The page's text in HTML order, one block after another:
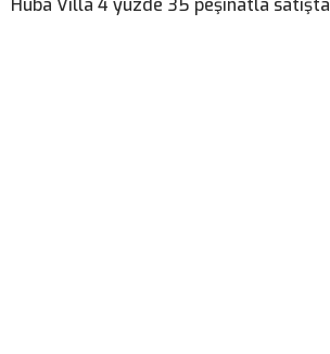
Huba Villa 4 yüzde 35 peşinatla satışta